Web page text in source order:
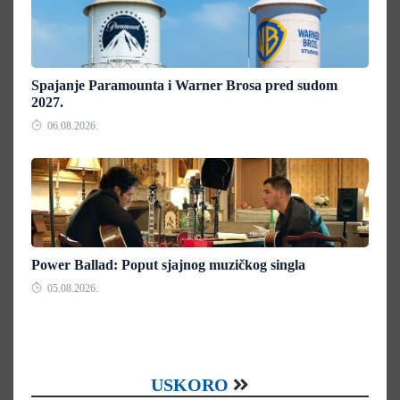
Spajanje Paramounta i Warner Brosa pred sudom
2027.
06.08.2026.
Power Ballad: Poput sjajnog muzičkog singla
05.08.2026.
USKORO